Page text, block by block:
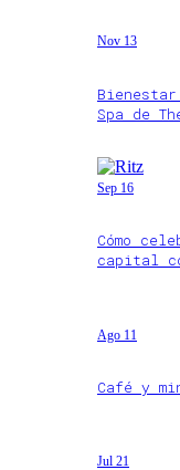
Nov 13
Spa de
Sep 16
Cómo
capital
Ago 11
Café y
Jul 21